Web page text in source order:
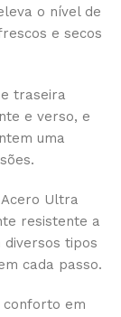
o nível de
e secos
traseira
e verso, e
uma
Ultra
resistente a
diversos tipos
cada passo.
conforto em